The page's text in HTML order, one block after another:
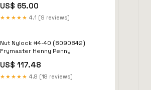
US$ 65.00
★★★★★ 4.1 (9 reviews)
Nut Nylock #4-40 (8090842)
Frymaster Henny Penny
US$ 117.48
★★★★★ 4.8 (18 reviews)